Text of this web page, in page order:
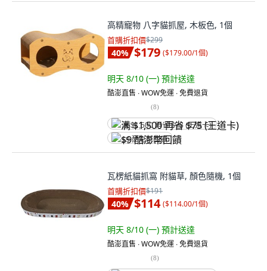
高精寵物 八字貓抓屋, 木板色, 1個
首購折扣價$299
40% $179 ($179.00/1個)
明天 8/10 (一) 預計送達
酷澎直售 ∙ WOW免運 ∙ 免費退貨
(8)
满 $1,500 再省 $75 (王道卡)
$9 酷澎幣回饋
瓦楞紙貓抓窩 附貓草, 顏色隨機, 1個
首購折扣價$191
40% $114 ($114.00/1個)
明天 8/10 (一) 預計送達
酷澎直售 ∙ WOW免運 ∙ 免費退貨
(8)